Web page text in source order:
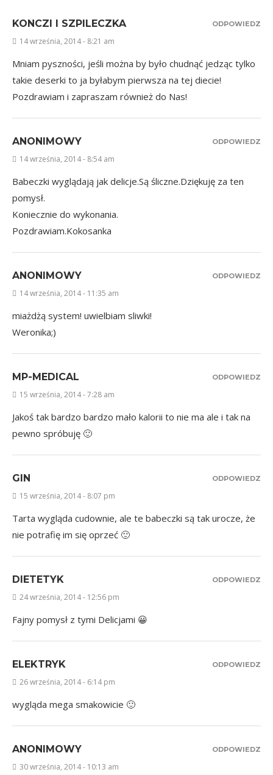
KONCZI I SZPILECZKA
14 września, 2014 - 8:21 am
Mniam pyszności, jeśli można by było chudnąć jedząc tylko
takie deserki to ja byłabym pierwsza na tej diecie!
Pozdrawiam i zapraszam również do Nas!
ODPOWIEDZ
ANONIMOWY
14 września, 2014 - 8:54 am
Babeczki wyglądają jak delicje.Są śliczne.Dziękuję za ten
pomysł.
Koniecznie do wykonania.
Pozdrawiam.Kokosanka
ODPOWIEDZ
ANONIMOWY
14 września, 2014 - 11:35 am
miażdżą system! uwielbiam sliwki!
Weronika;)
ODPOWIEDZ
MP-MEDICAL
15 września, 2014 - 7:28 am
Jakoś tak bardzo bardzo mało kalorii to nie ma ale i tak na
pewno spróbuję 🙂
ODPOWIEDZ
GIN
15 września, 2014 - 8:07 pm
Tarta wygląda cudownie, ale te babeczki są tak urocze, że
nie potrafię im się oprzeć 🙂
ODPOWIEDZ
DIETETYK
24 września, 2014 - 12:56 pm
Fajny pomysł z tymi Delicjami 😀
ODPOWIEDZ
ELEKTRYK
26 września, 2014 - 6:14 pm
wygląda mega smakowicie 🙂
ODPOWIEDZ
ANONIMOWY
30 września, 2014 - 10:13 am
ODPOWIEDZ